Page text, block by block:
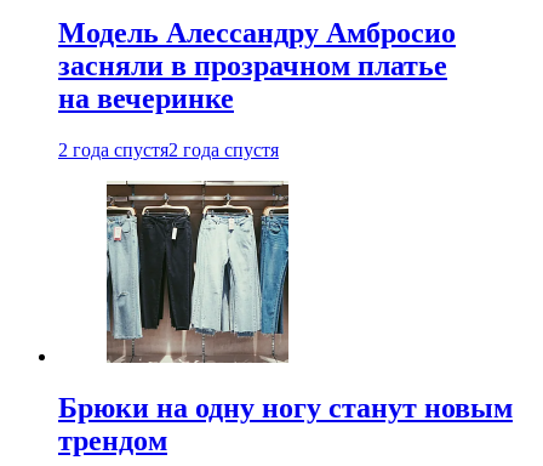
Модель Алессандру Амбросио
засняли в прозрачном платье
на вечеринке
2 года спустя2 года спустя
Брюки на одну ногу станут новым
трендом